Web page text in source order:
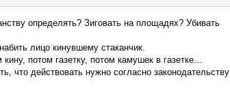
определять? Зиговать на площадях? Убивать
лицо кинувшему стаканчик.
потом газетку, потом камушек в газетке...
что действовать нужно согласно законодательству